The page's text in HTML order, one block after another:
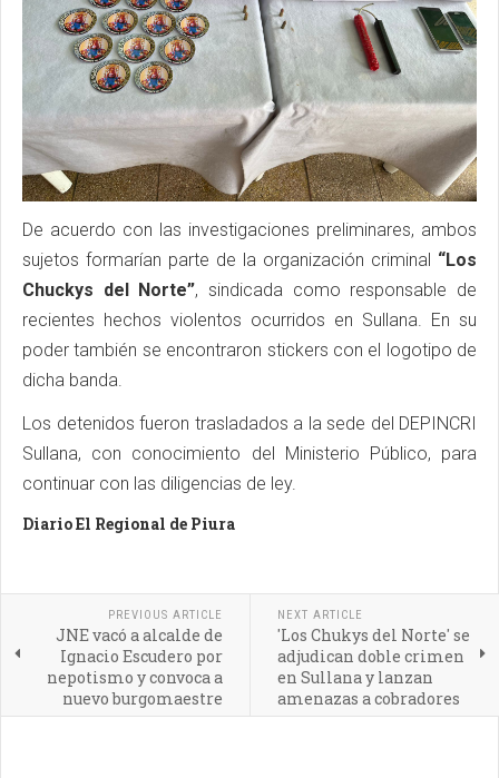
De acuerdo con las investigaciones preliminares, ambos
sujetos formarían parte de la organización criminal “Los
Chuckys del Norte”, sindicada como responsable de
recientes hechos violentos ocurridos en Sullana. En su
poder también se encontraron stickers con el logotipo de
dicha banda.
Los detenidos fueron trasladados a la sede del DEPINCRI
Sullana, con conocimiento del Ministerio Público, para
continuar con las diligencias de ley.
Diario El Regional de Piura
PREVIOUS ARTICLE
JNE vacó a alcalde de
Ignacio Escudero por
nepotismo y convoca a
nuevo burgomaestre
NEXT ARTICLE
'Los Chukys del Norte' se
adjudican doble crimen
en Sullana y lanzan
amenazas a cobradores